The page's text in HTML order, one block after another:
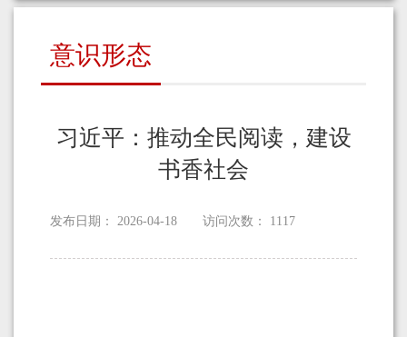
意识形态
习近平：推动全民阅读，建设
书香社会
发布日期： 2026-04-18 访问次数： 1117